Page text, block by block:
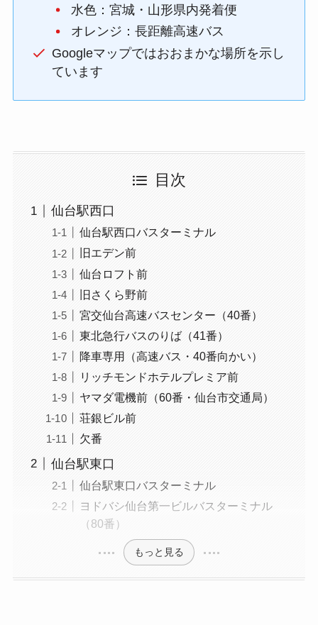
水色：宮城・山形県内発着便
オレンジ：長距離高速バス
Googleマップではおおまかな場所を示し
ています
目次
仙台駅西口
仙台駅西口バスターミナル
旧エデン前
仙台ロフト前
旧さくら野前
宮交仙台高速バスセンター（40番）
東北急行バスのりば（41番）
降車専用（高速バス・40番向かい）
リッチモンドホテルプレミア前
ヤマダ電機前（60番・仙台市交通局）
荘銀ビル前
欠番
仙台駅東口
仙台駅東口バスターミナル
ヨドバシ仙台第一ビルバスターミナル
（80番）
もっと見る